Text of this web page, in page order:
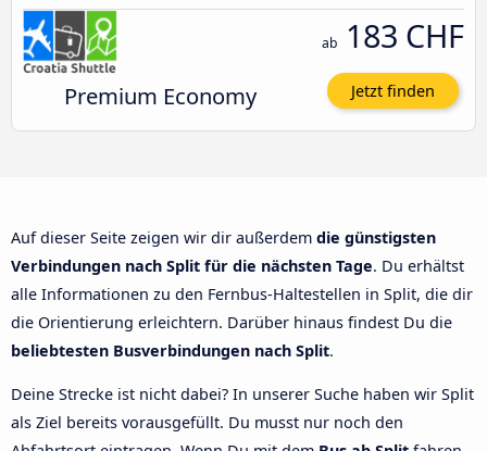
Premium Economy
ab 183 CHF
Jetzt finden
Auf dieser Seite zeigen wir dir außerdem die günstigsten
Verbindungen nach Split für die nächsten Tage. Du erhältst
alle Informationen zu den Fernbus-Haltestellen in Split, die dir
die Orientierung erleichtern. Darüber hinaus findest Du die
beliebtesten Busverbindungen nach Split.
Deine Strecke ist nicht dabei? In unserer Suche haben wir Split
als Ziel bereits vorausgefüllt. Du musst nur noch den